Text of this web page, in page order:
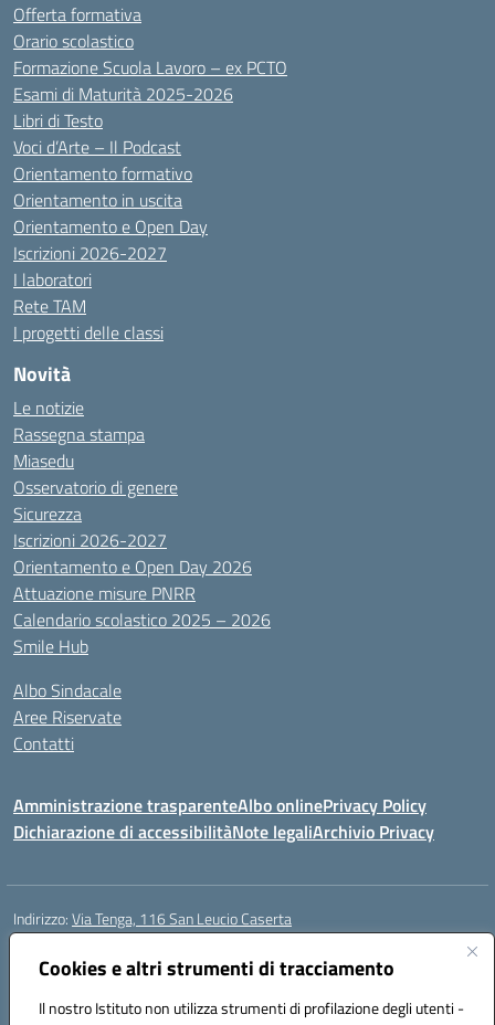
Cookies e altri strumenti di tracciamento
Il nostro Istituto non utilizza strumenti di profilazione degli utenti -
Offerta formativa
Orario scolastico
Formazione Scuola Lavoro – ex PCTO
Esami di Maturità 2025-2026
Libri di Testo
Voci d’Arte – Il Podcast
Orientamento formativo
Orientamento in uscita
Orientamento e Open Day
Iscrizioni 2026-2027
I laboratori
Rete TAM
I progetti delle classi
Novità
Le notizie
Rassegna stampa
Miasedu
Osservatorio di genere
Sicurezza
Iscrizioni 2026-2027
Orientamento e Open Day 2026
Attuazione misure PNRR
Calendario scolastico 2025 – 2026
Smile Hub
Albo Sindacale
Aree Riservate
Contatti
Amministrazione trasparenteAlbo onlinePrivacy Policy
Dichiarazione di accessibilitàNote legaliArchivio Privacy
Indirizzo:Via Tenga, 116 San Leucio Caserta
Centralino:
Posta elettronica certificata (PEC):ceis042009@pec.istruzione.it
Codice fiscale: 93098380616